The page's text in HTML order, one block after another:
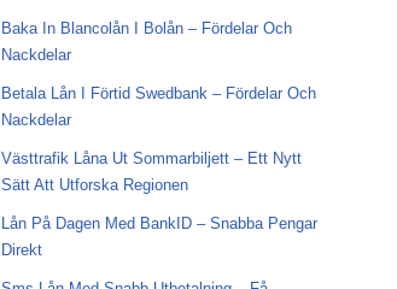
Baka In Blancolån I Bolån – Fördelar Och
Nackdelar
Betala Lån I Förtid Swedbank – Fördelar Och
Nackdelar
Västtrafik Låna Ut Sommarbiljett – Ett Nytt
Sätt Att Utforska Regionen
Lån På Dagen Med BankID – Snabba Pengar
Direkt